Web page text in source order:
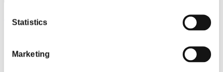
Statistics
Marketing
Posición
3